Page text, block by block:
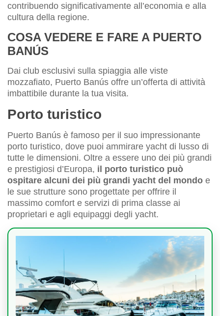
contribuendo significativamente all’economia e alla
cultura della regione.
COSA VEDERE E FARE A PUERTO
BANÚS
Dai club esclusivi sulla spiaggia alle viste
mozzafiato, Puerto Banús offre un’offerta di attività
imbattibile durante la tua visita.
Porto turistico
Puerto Banús è famoso per il suo impressionante
porto turistico, dove puoi ammirare yacht di lusso di
tutte le dimensioni. Oltre a essere uno dei più grandi
e prestigiosi d’Europa, il porto turistico può
ospitare alcuni dei più grandi yacht del mondo e
le sue strutture sono progettate per offrire il
massimo comfort e servizi di prima classe ai
proprietari e agli equipaggi degli yacht.